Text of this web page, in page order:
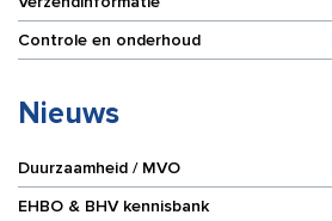
Controle en onderhoud
Nieuws
Duurzaamheid / MVO
EHBO & BHV kennisbank